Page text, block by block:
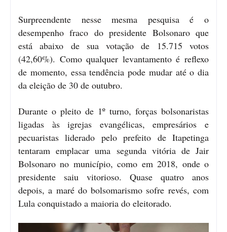
Surpreendente nesse mesma pesquisa é o
desempenho fraco do presidente Bolsonaro que
está abaixo de sua votação de 15.715 votos
(42,60%). Como qualquer levantamento é reflexo
de momento, essa tendência pode mudar até o dia
da eleição de 30 de outubro.
Durante o pleito de 1º turno, forças bolsonaristas
ligadas às igrejas evangélicas, empresários e
pecuaristas liderado pelo prefeito de Itapetinga
tentaram emplacar uma segunda vitória de Jair
Bolsonaro no município, como em 2018, onde o
presidente saiu vitorioso. Quase quatro anos
depois, a maré do bolsomarismo sofre revés, com
Lula conquistado a maioria do eleitorado.